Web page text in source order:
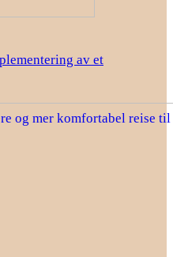
av et